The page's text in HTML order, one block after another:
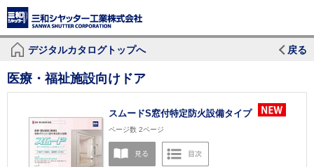
デジタルカタログトップへ 戻る
医療・福祉施設向けドア
スムードS窓付特定防火設備タイプ
ページ数 2ページ